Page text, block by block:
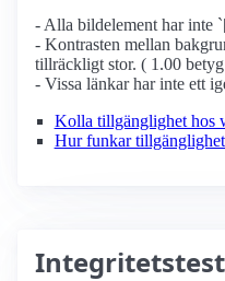
- Alla bildelement har inte
- Kontrasten mellan
tillräckligt stor. ( 1.00
- Vissa länkar har inte ett
Kolla tillgänglighet hos
Hur funkar